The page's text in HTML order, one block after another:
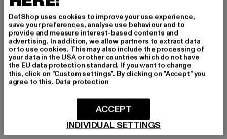
Hersteller Farbe: oil green/cargo khaki
Materialzusammensetzung: 41% Baumwolle, 39%
Viskose, 20% Polyester
Art.Nr: DV7824-08392
Hersteller: NIKE European Operations Netherland B.V;
Sport Duwe | privacy@nike.com
GRÖSSE & PASSFORM
DefShop uses cookies to improve your use experience,
save your preferences, analyse use behaviour and to
provide and measure interest-based contents and
advertising. In addition, we allow partners to extract data
or to use cookies. This may also include the processing of
your data in the USA or other countries which do not have
the EU data protection standard. If you want to change
this, click on "Custom settings". By clicking on "Accept" you
agree to this. Data protection
INDIVIDUAL SETTINGS
ACCEPT